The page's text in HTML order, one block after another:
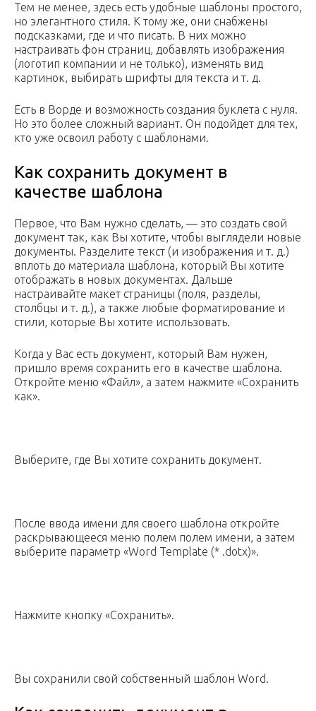
Тем не менее, здесь есть удобные шаблоны простого,
но элегантного стиля. К тому же, они снабжены
подсказками, где и что писать. В них можно
настраивать фон страниц, добавлять изображения
(логотип компании и не только), изменять вид
картинок, выбирать шрифты для текста и т. д.
Есть в Ворде и возможность создания буклета с нуля.
Но это более сложный вариант. Он подойдет для тех,
кто уже освоил работу с шаблонами.
Как сохранить документ в
качестве шаблона
Первое, что Вам нужно сделать, — это создать свой
документ так, как Вы хотите, чтобы выглядели новые
документы. Разделите текст (и изображения и т. д.)
вплоть до материала шаблона, который Вы хотите
отображать в новых документах. Дальше
настраивайте макет страницы (поля, разделы,
столбцы и т. д.), а также любые форматирование и
стили, которые Вы хотите использовать.
Когда у Вас есть документ, который Вам нужен,
пришло время сохранить его в качестве шаблона.
Откройте меню «Файл», а затем нажмите «Сохранить
как».
Выберите, где Вы хотите сохранить документ.
После ввода имени для своего шаблона откройте
раскрывающееся меню полем полем имени, а затем
выберите параметр «Word Template (* .dotx)».
Нажмите кнопку «Сохранить».
Вы сохранили свой собственный шаблон Word.